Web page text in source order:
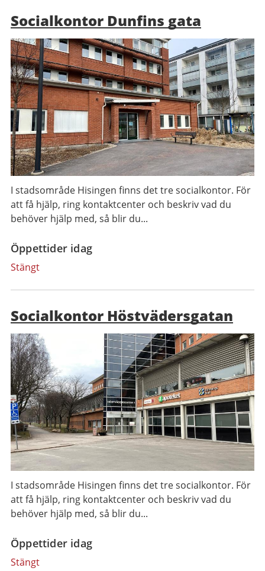
Socialkontor Dunfins gata
I stadsområde Hisingen finns det tre socialkontor. För
att få hjälp, ring kontaktcenter och beskriv vad du
behöver hjälp med, så blir du...
Öppettider idag
Stängt
Socialkontor Höstvädersgatan
I stadsområde Hisingen finns det tre socialkontor. För
att få hjälp, ring kontaktcenter och beskriv vad du
behöver hjälp med, så blir du...
Öppettider idag
Stängt